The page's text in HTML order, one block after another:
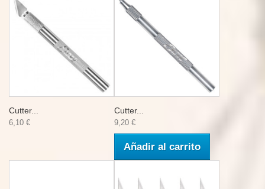
Cutter...
6,10 €
Cutter...
9,20 €
Añadir al carrito